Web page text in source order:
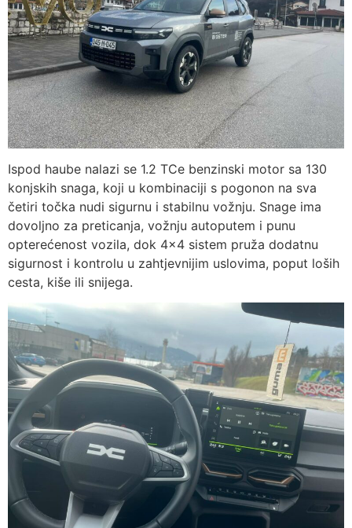
Ispod haube nalazi se 1.2 TCe benzinski motor sa 130
konjskih snaga, koji u kombinaciji s pogonon na sva
četiri točka nudi sigurnu i stabilnu vožnju. Snage ima
dovoljno za preticanja, vožnju autoputem i punu
opterećenost vozila, dok 4×4 sistem pruža dodatnu
sigurnost i kontrolu u zahtjevnijim uslovima, poput loših
cesta, kiše ili snijega.